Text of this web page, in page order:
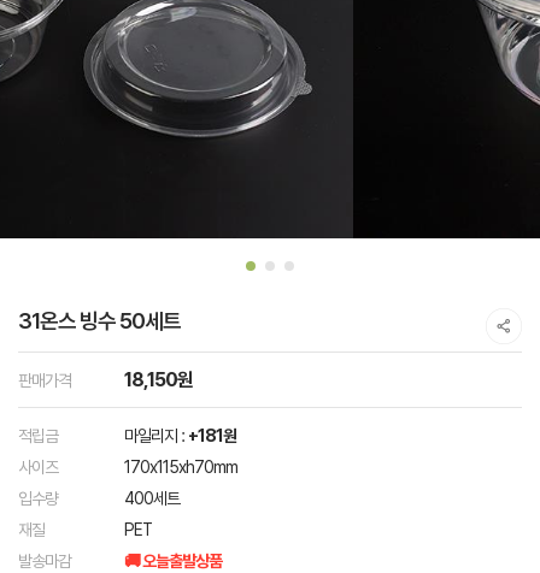
31온스 빙수 50세트
판매가격 18,150원
적립금 마일리지 : +181원
사이즈
170x115xh70mm
입수량
400세트
재질
PET
발송마감
🚚 오늘출발상품